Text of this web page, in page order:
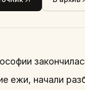
ежи, начали